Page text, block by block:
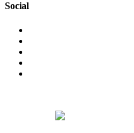
Social